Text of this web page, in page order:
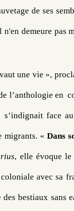
de ses
demeure pas
une vie »,
l’anthologie en
face
migrants. « Dans
, elle évoque le
avec sa
bestiaux sans